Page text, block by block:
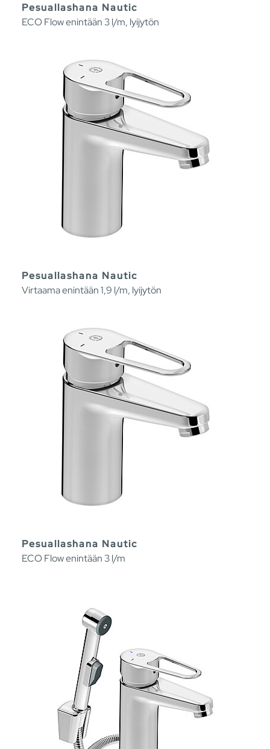
Pesuallashana Nautic
ECO Flow enintään 3 l/m, lyijytön
Pesuallashana Nautic
Virtaama enintään 1,9 l/m, lyijytön
Pesuallashana Nautic
ECO Flow enintään 3 l/m